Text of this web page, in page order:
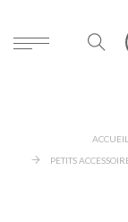
ACCUEIL